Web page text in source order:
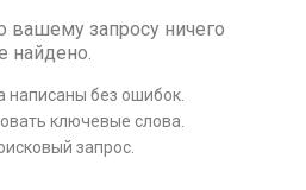
вашему запросу ничего
найдено.
написаны без ошибок.
ключевые слова.
запрос.